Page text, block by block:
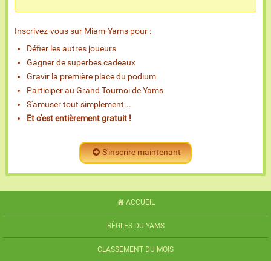
Inscrivez-vous sur Miam-Yams pour :
Défier les autres joueurs
Gagner de superbes cadeaux
Gravir la première place du podium
Participer au Grand Tournoi de Yams
S'amuser tout simplement...
Et c'est entièrement gratuit !
S'inscrire maintenant
ACCUEIL
RÈGLES DU YAMS
CLASSEMENT DU MOIS